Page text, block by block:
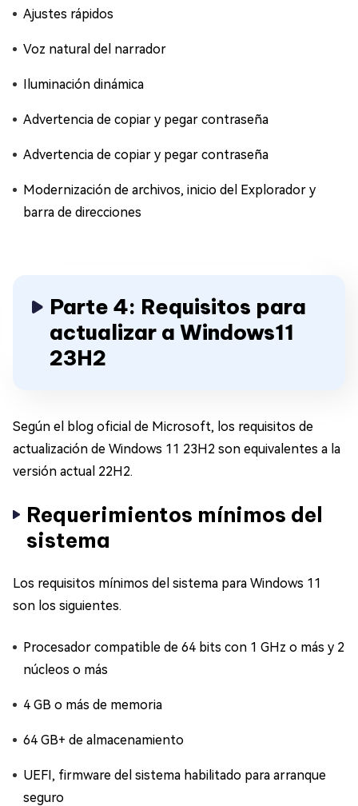
Ajustes rápidos
Voz natural del narrador
Iluminación dinámica
Advertencia de copiar y pegar contraseña
Advertencia de copiar y pegar contraseña
Modernización de archivos, inicio del Explorador y
barra de direcciones
Parte 4: Requisitos para
actualizar a Windows11
23H2
Según el blog oficial de Microsoft, los requisitos de
actualización de Windows 11 23H2 son equivalentes a la
versión actual 22H2.
Requerimientos mínimos del
sistema
Los requisitos mínimos del sistema para Windows 11
son los siguientes.
Procesador compatible de 64 bits con 1 GHz o más y 2
núcleos o más
4 GB o más de memoria
64 GB+ de almacenamiento
UEFI, firmware del sistema habilitado para arranque
seguro